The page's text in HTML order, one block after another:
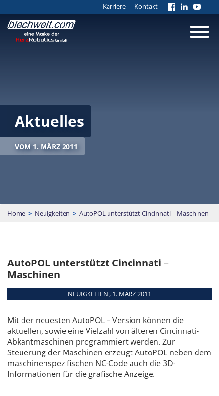
Karriere Kontakt
Aktuelles
VOM 1. MÄRZ 2011
Home > Neuigkeiten > AutoPOL unterstützt Cincinnati – Maschinen
AutoPOL unterstützt Cincinnati –
Maschinen
NEUIGKEITEN , 1. MÄRZ 2011
Mit der neuesten AutoPOL – Version können die
aktuellen, sowie eine Vielzahl von älteren Cincinnati-
Abkantmaschinen programmiert werden. Zur
Steuerung der Maschinen erzeugt AutoPOL neben dem
maschinenspezifischen NC-Code auch die 3D-
Informationen für die grafische Anzeige.